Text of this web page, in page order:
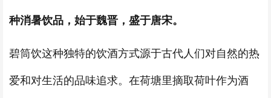
种消暑饮品，始于魏晋，盛于唐宋。
碧筒饮这种独特的饮酒方式源于古代人们对自然的热
爱和对生活的品味追求。在荷塘里摘取荷叶作为酒